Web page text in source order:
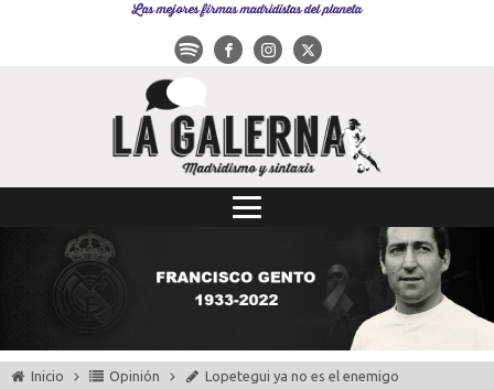
Las mejores firmas madridistas del planeta
Inicio Opinión Lopetegui ya no es el enemigo